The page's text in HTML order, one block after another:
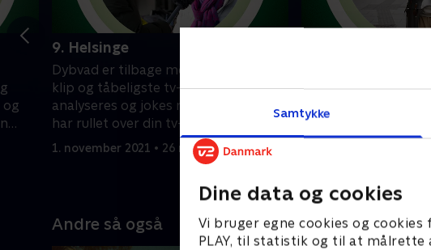
Samtykke
Dine data og cookies
Vi bruger egne cookies og
PLAY, til statistik og til at målrette
9. Helsinge
Dybvad er tilbage med de sjoveste
klip og tåbeligste tv-koncepter. Der
analyseres og jokes med alt, hvad der
har rullet over din tv-skærm den
forgangne uge.
1. november 2021 • 26 min
klip og tv-idéer, der
være blevet i
alverdens tv-
Andre så også